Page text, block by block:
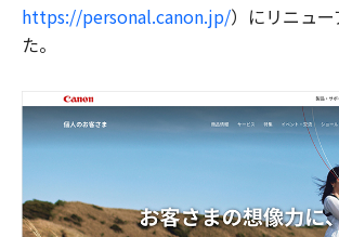
https://personal.canon.jp/）にリニュ
た。